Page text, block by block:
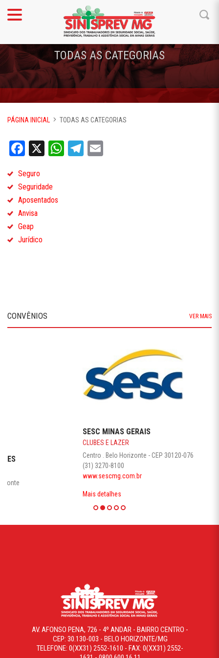
TODAS AS CATEGORIAS
PÁGINA INICIAL TODAS AS CATEGORIAS
Facebook
X WhatsApp
Telegram
Seguro
Seguridade
Aposentados
Anvisa
Geap
Jurídico
CONVÊNIOS VER MAIS
Centro . Belo Horizonte - CEP 30120-076
AV. AFONSO PENA, 726 - 4º ANDAR - BAIRRO CENTRO -
CEP: 30.130-003 - BELO HORIZONTE/MG
TELEFONE: 0(XX31) 2552-1610 - FAX: 0(XX31) 2552-